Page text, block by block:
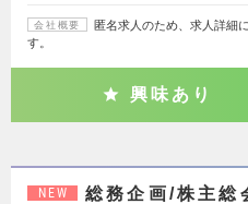
会社概要
匿名求人のため、求人詳細
す。
興味あり
NEW
総務企画/株主総